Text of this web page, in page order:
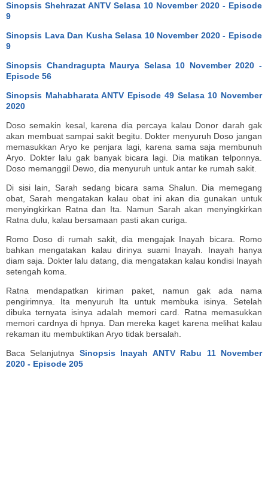
Sinopsis Shehrazat ANTV Selasa 10 November 2020 - Episode
9
Sinopsis Lava Dan Kusha Selasa 10 November 2020 - Episode
9
Sinopsis Chandragupta Maurya Selasa 10 November 2020 -
Episode 56
Sinopsis Mahabharata ANTV Episode 49 Selasa 10 November
2020
Doso semakin kesal, karena dia percaya kalau Donor darah gak
akan membuat sampai sakit begitu. Dokter menyuruh Doso jangan
memasukkan Aryo ke penjara lagi, karena sama saja membunuh
Aryo. Dokter lalu gak banyak bicara lagi. Dia matikan telponnya.
Doso memanggil Dewo, dia menyuruh untuk antar ke rumah sakit.
Di sisi lain, Sarah sedang bicara sama Shalun. Dia memegang
obat, Sarah mengatakan kalau obat ini akan dia gunakan untuk
menyingkirkan Ratna dan Ita. Namun Sarah akan menyingkirkan
Ratna dulu, kalau bersamaan pasti akan curiga.
Romo Doso di rumah sakit, dia mengajak Inayah bicara. Romo
bahkan mengatakan kalau dirinya suami Inayah. Inayah hanya
diam saja. Dokter lalu datang, dia mengatakan kalau kondisi Inayah
setengah koma.
Ratna mendapatkan kiriman paket, namun gak ada nama
pengirimnya. Ita menyuruh Ita untuk membuka isinya. Setelah
dibuka ternyata isinya adalah memori card. Ratna memasukkan
memori cardnya di hpnya. Dan mereka kaget karena melihat kalau
rekaman itu membuktikan Aryo tidak bersalah.
Baca Selanjutnya Sinopsis Inayah ANTV Rabu 11 November
2020 - Episode 205